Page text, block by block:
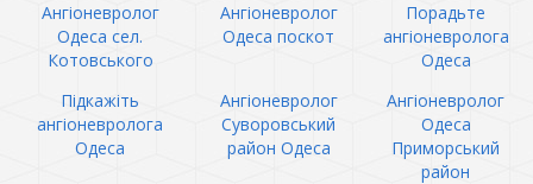
Ангіоневролог
Одеса сел.
Котовського
Ангіоневролог
Одеса поскот
Порадьте
ангіоневролога
Одеса
Підкажіть
ангіоневролога
Одеса
Ангіоневролог
Суворовський
район Одеса
Ангіоневролог
Одеса
Приморський
район